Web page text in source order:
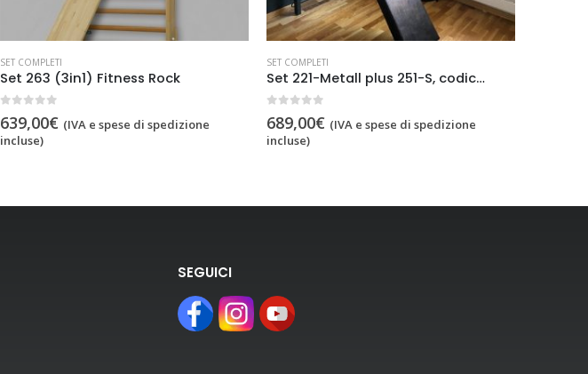
SET COMPLETI
Set 263 (3in1) Fitness Rock
639,00€ (IVA e spese di spedizione
incluse)
SET COMPLETI
Set 221-Metall plus 251-S, codice 221-Metall-set
689,00€ (IVA e spese di spedizione
incluse)
SEGUICI